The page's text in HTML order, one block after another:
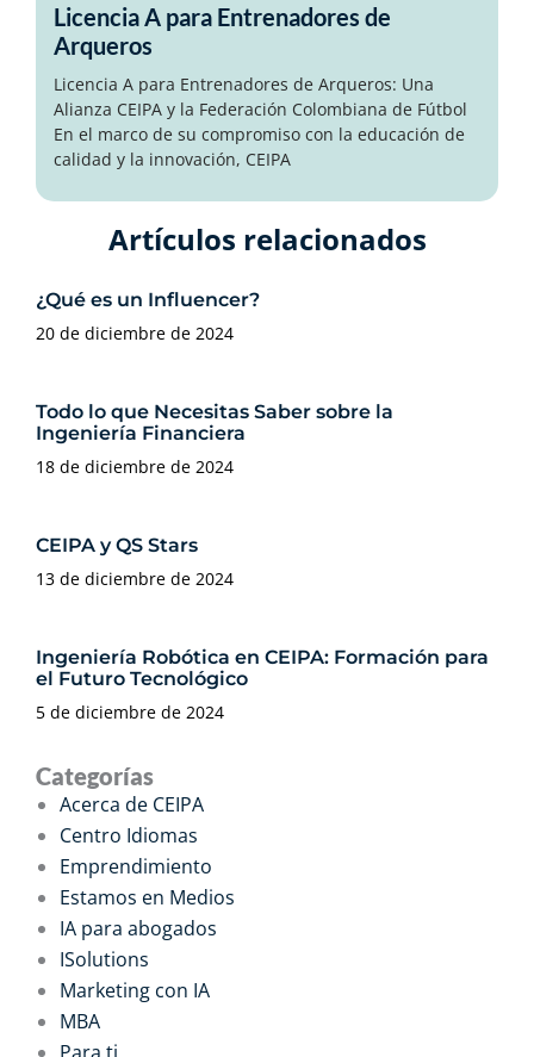
Licencia A para Entrenadores de
Arqueros
Licencia A para Entrenadores de Arqueros: Una
Alianza CEIPA y la Federación Colombiana de Fútbol
En el marco de su compromiso con la educación de
calidad y la innovación, CEIPA
Artículos relacionados​
¿Qué es un Influencer?
20 de diciembre de 2024
Todo lo que Necesitas Saber sobre la
Ingeniería Financiera
18 de diciembre de 2024
CEIPA y QS Stars
13 de diciembre de 2024
Ingeniería Robótica en CEIPA: Formación para
el Futuro Tecnológico
5 de diciembre de 2024
Categorías
Acerca de CEIPA
Centro Idiomas
Emprendimiento
Estamos en Medios
IA para abogados
ISolutions
Marketing con IA
MBA
Para ti